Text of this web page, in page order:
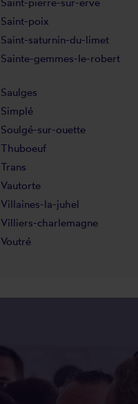
Saint-poix
Saint-saturnin-du-limet
Sainte-gemmes-le-robert
Saulges
Simplé
Soulgé-sur-ouette
Thuboeuf
Trans
Vautorte
Villaines-la-juhel
Villiers-charlemagne
Voutré